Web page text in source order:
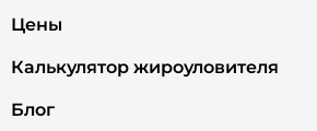
Цены
Калькулятор жироуловителя
Блог